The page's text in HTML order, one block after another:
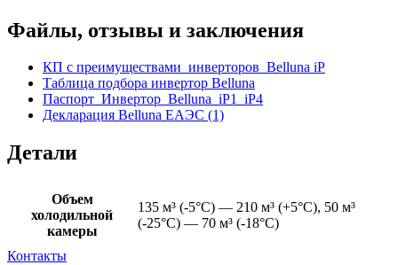
Файлы, отзывы и заключения
КП с преимуществами_инверторов_Belluna iP
Таблица подбора инвертор Belluna
Паспорт_Инвертор_Belluna_iP1_iP4
Декларация Belluna ЕАЭС (1)
Детали
Объем
холодильной
камеры
135 м³ (-5°С) — 210 м³ (+5°С), 50 м³
(-25°С) — 70 м³ (-18°С)
Контакты